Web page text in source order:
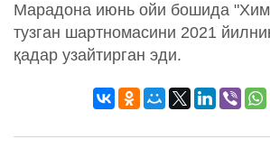
Марадона июнь ойи бошида
тузган шартномасини 2021
қадар узайтирган эди.